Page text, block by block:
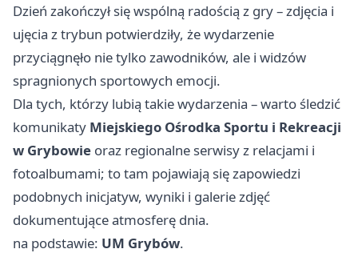
Dzień zakończył się wspólną radością z gry – zdjęcia i
ujęcia z trybun potwierdziły, że wydarzenie
przyciągnęło nie tylko zawodników, ale i widzów
spragnionych sportowych emocji.
Dla tych, którzy lubią takie wydarzenia – warto śledzić
komunikaty Miejskiego Ośrodka Sportu i Rekreacji
w Grybowie oraz regionalne serwisy z relacjami i
fotoalbumami; to tam pojawiają się zapowiedzi
podobnych inicjatyw, wyniki i galerie zdjęć
dokumentujące atmosferę dnia.
na podstawie: UM Grybów.